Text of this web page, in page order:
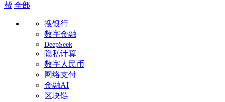
帮 全部
搜银行
数字金融
DeepSeek
隐私计算
数字人民币
网络支付
金融AI
区块链